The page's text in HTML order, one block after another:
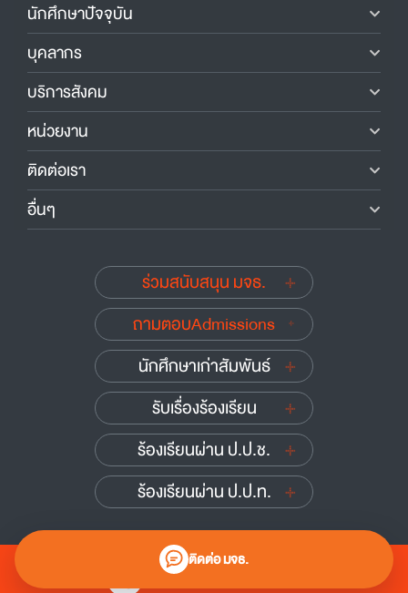
ติดต่อ มจธ.
นักศึกษาปัจจุบัน
บุคลากร
บริการสังคม
หน่วยงาน
ติดต่อเรา
อื่นๆ
ร่วมสนับสนุน มจธ.
ถามตอบAdmissions
นักศึกษาเก่าสัมพันธ์
รับเรื่องร้องเรียน
ร้องเรียนผ่าน ป.ป.ช.
ร้องเรียนผ่าน ป.ป.ท.
0 2470 8000